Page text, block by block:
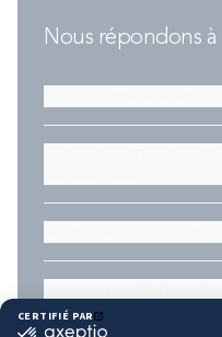
Nous répondons à